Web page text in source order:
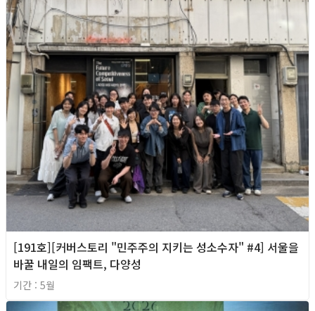
[191호][커버스토리 "민주주의 지키는 성소수자" #4] 서울을
바꿀 내일의 임팩트, 다양성
기간 : 5월